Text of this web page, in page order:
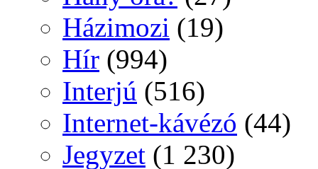
Házimozi (19)
Hír (994)
Interjú (516)
Internet-kávézó (44)
Jegyzet (1 230)